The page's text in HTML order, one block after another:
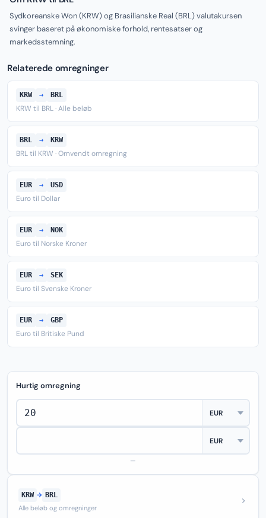
Sydkoreanske Won (KRW) og Brasilianske Real (BRL) valutakursen
svinger baseret på økonomiske forhold, rentesatser og
markedsstemning.
Relaterede omregninger
KRW → BRL
KRW til BRL · Alle beløb
BRL → KRW
BRL til KRW · Omvendt omregning
EUR → USD
Euro til Dollar
EUR → NOK
Euro til Norske Kroner
EUR → SEK
Euro til Svenske Kroner
EUR → GBP
Euro til Britiske Pund
Hurtig omregning
—
KRW → BRL
Alle beløb og omregninger